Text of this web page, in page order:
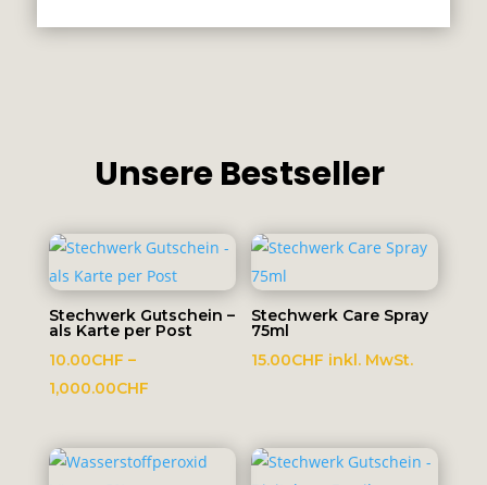
Unsere Bestseller
Stechwerk Gutschein –
als Karte per Post
10.00CHF –
1,000.00CHFPreisspanne:
bis
1,000.00CHF
Stechwerk Care Spray
75ml
15.00CHF inkl. MwSt.